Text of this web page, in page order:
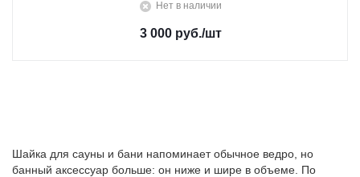
Нет в наличии
3 000 руб./шт
Шайка для сауны и бани напоминает обычное ведро, но
банный аксессуар больше: он ниже и шире в объеме. По